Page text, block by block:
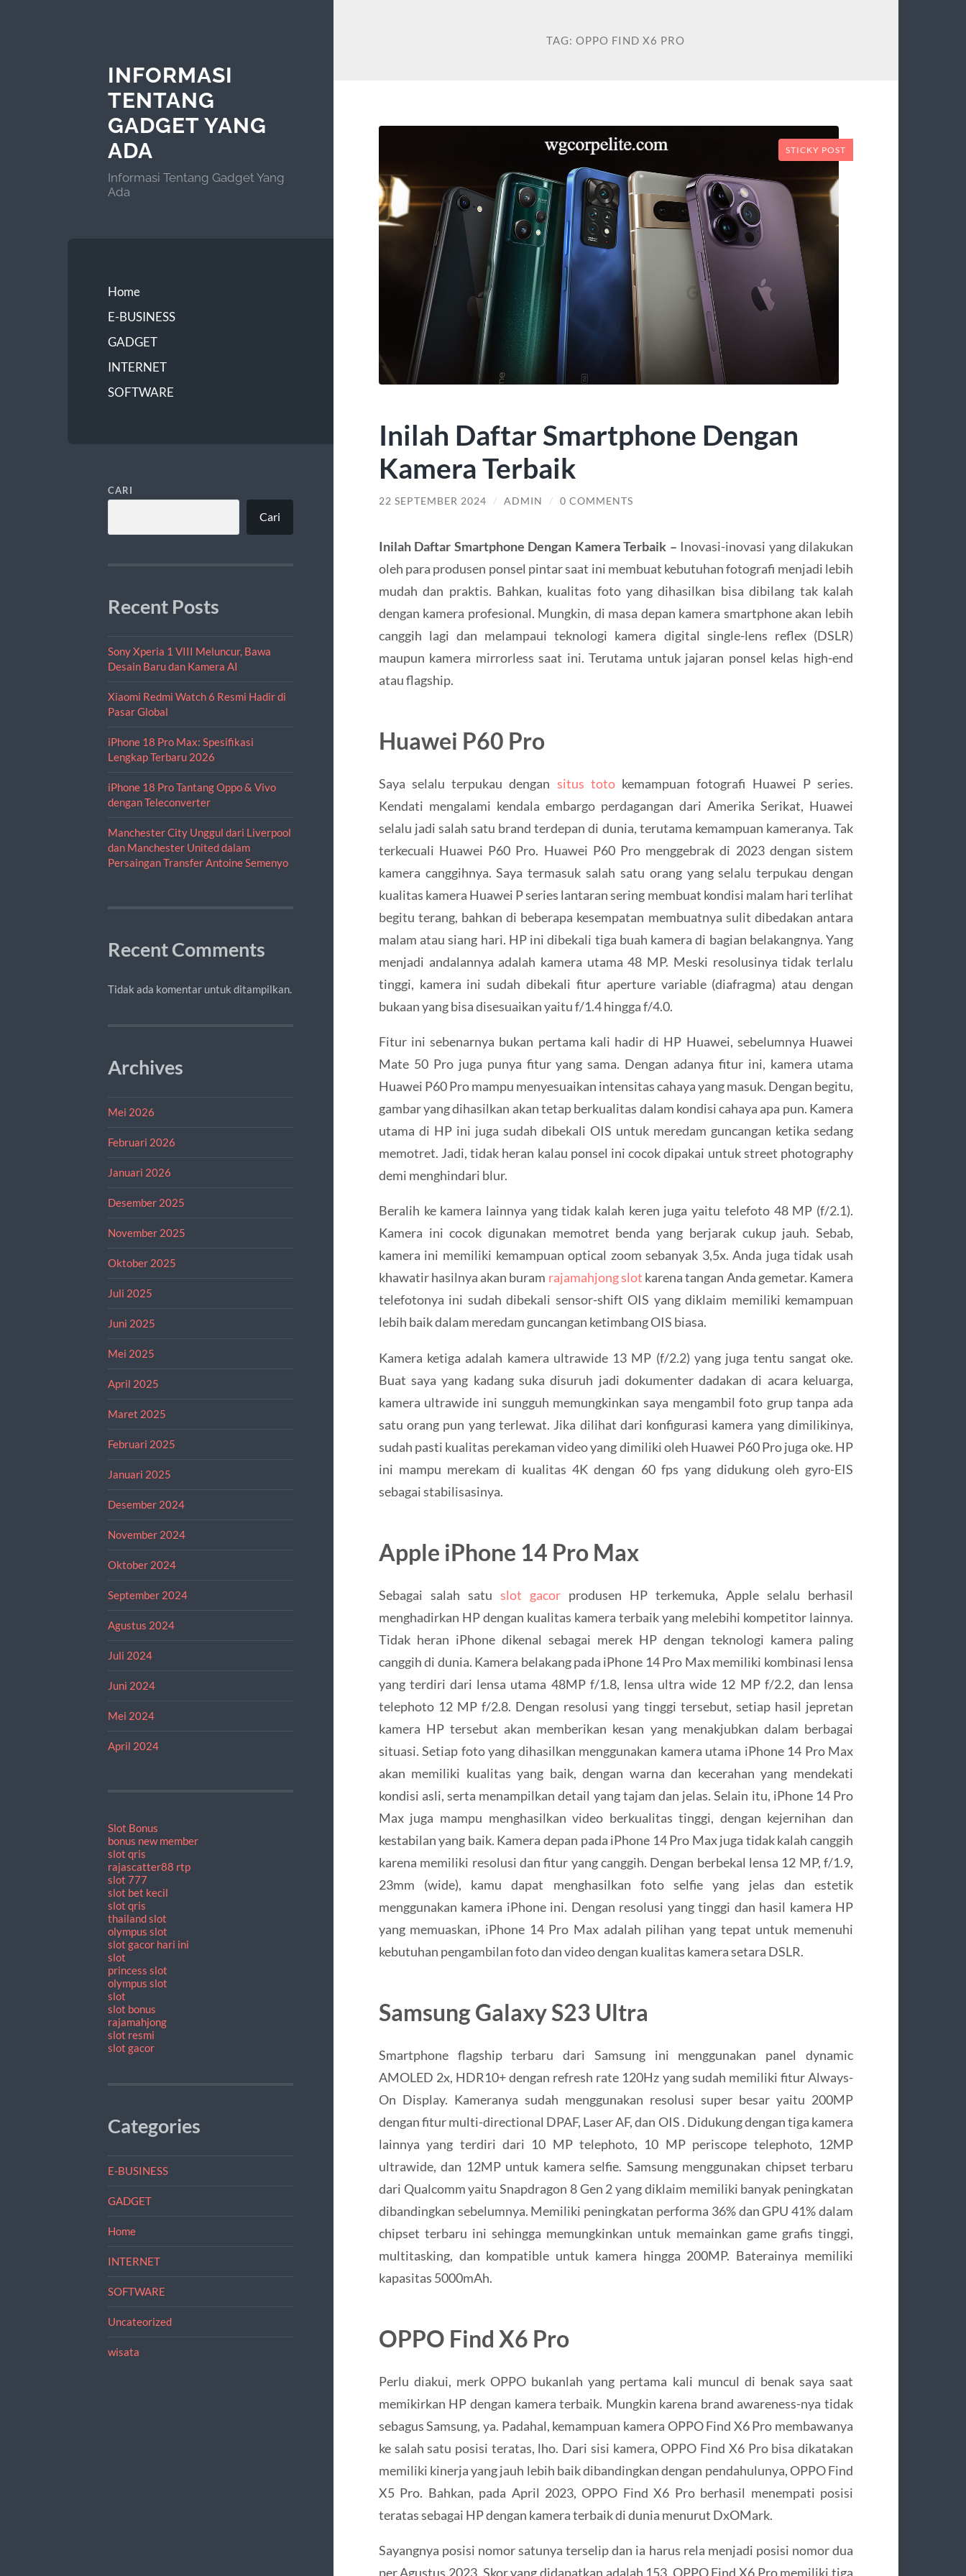
INFORMASI
TENTANG
GADGET YANG
ADA
Informasi Tentang Gadget Yang
Ada
Home
E-BUSINESS
GADGET
INTERNET
SOFTWARE
CARI
Cari
Recent Posts
Sony Xperia 1 VIII Meluncur, Bawa
Desain Baru dan Kamera AI
Xiaomi Redmi Watch 6 Resmi Hadir di
Pasar Global
iPhone 18 Pro Max: Spesifikasi
Lengkap Terbaru 2026
iPhone 18 Pro Tantang Oppo & Vivo
dengan Teleconverter
Manchester City Unggul dari Liverpool
dan Manchester United dalam
Persaingan Transfer Antoine Semenyo
Recent Comments
Tidak ada komentar untuk ditampilkan.
Archives
Mei 2026
Februari 2026
Januari 2026
Desember 2025
November 2025
Oktober 2025
Juli 2025
Juni 2025
Mei 2025
April 2025
Maret 2025
Februari 2025
Januari 2025
Desember 2024
November 2024
Oktober 2024
September 2024
Agustus 2024
Juli 2024
Juni 2024
Mei 2024
April 2024
Slot Bonus
bonus new member
slot qris
rajascatter88 rtp
slot 777
slot bet kecil
slot qris
thailand slot
olympus slot
slot gacor hari ini
slot
princess slot
olympus slot
slot
slot bonus
rajamahjong
slot resmi
slot gacor
Categories
E-BUSINESS
GADGET
Home
INTERNET
SOFTWARE
Uncateorized
wisata
TAG:OPPO FIND X6 PRO
STICKY POST
Inilah Daftar Smartphone Dengan
Kamera Terbaik
22 SEPTEMBER 2024 / ADMIN / 0 COMMENTS
Inilah Daftar Smartphone Dengan Kamera Terbaik – Inovasi-inovasi yang dilakukan
oleh para produsen ponsel pintar saat ini membuat kebutuhan fotografi menjadi lebih
mudah dan praktis. Bahkan, kualitas foto yang dihasilkan bisa dibilang tak kalah
dengan kamera profesional. Mungkin, di masa depan kamera smartphone akan lebih
canggih lagi dan melampaui teknologi kamera digital single-lens reflex (DSLR)
maupun kamera mirrorless saat ini. Terutama untuk jajaran ponsel kelas high-end
atau flagship.
Huawei P60 Pro
Saya selalu terpukau dengan situs totokemampuan fotografi Huawei P series.
Kendati mengalami kendala embargo perdagangan dari Amerika Serikat, Huawei
selalu jadi salah satu brand terdepan di dunia, terutama kemampuan kameranya. Tak
terkecuali Huawei P60 Pro. Huawei P60 Pro menggebrak di 2023 dengan sistem
kamera canggihnya. Saya termasuk salah satu orang yang selalu terpukau dengan
kualitas kamera Huawei P series lantaran sering membuat kondisi malam hari terlihat
begitu terang, bahkan di beberapa kesempatan membuatnya sulit dibedakan antara
malam atau siang hari. HP ini dibekali tiga buah kamera di bagian belakangnya. Yang
menjadi andalannya adalah kamera utama 48 MP. Meski resolusinya tidak terlalu
tinggi, kamera ini sudah dibekali fitur aperture variable (diafragma) atau dengan
bukaan yang bisa disesuaikan yaitu f/1.4 hingga f/4.0.
Fitur ini sebenarnya bukan pertama kali hadir di HP Huawei, sebelumnya Huawei
Mate 50 Pro juga punya fitur yang sama. Dengan adanya fitur ini, kamera utama
Huawei P60 Pro mampu menyesuaikan intensitas cahaya yang masuk. Dengan begitu,
gambar yang dihasilkan akan tetap berkualitas dalam kondisi cahaya apa pun. Kamera
utama di HP ini juga sudah dibekali OIS untuk meredam guncangan ketika sedang
memotret. Jadi, tidak heran kalau ponsel ini cocok dipakai untuk street photography
demi menghindari blur.
Beralih ke kamera lainnya yang tidak kalah keren juga yaitu telefoto 48 MP (f/2.1).
Kamera ini cocok digunakan memotret benda yang berjarak cukup jauh. Sebab,
kamera ini memiliki kemampuan optical zoom sebanyak 3,5x. Anda juga tidak usah
khawatir hasilnya akan buram rajamahjong slot karena tangan Anda gemetar. Kamera
telefotonya ini sudah dibekali sensor-shift OIS yang diklaim memiliki kemampuan
lebih baik dalam meredam guncangan ketimbang OIS biasa.
Kamera ketiga adalah kamera ultrawide 13 MP (f/2.2) yang juga tentu sangat oke.
Buat saya yang kadang suka disuruh jadi dokumenter dadakan di acara keluarga,
kamera ultrawide ini sungguh memungkinkan saya mengambil foto grup tanpa ada
satu orang pun yang terlewat. Jika dilihat dari konfigurasi kamera yang dimilikinya,
sudah pasti kualitas perekaman video yang dimiliki oleh Huawei P60 Pro juga oke. HP
ini mampu merekam di kualitas 4K dengan 60 fps yang didukung oleh gyro-EIS
sebagai stabilisasinya.
Apple iPhone 14 Pro Max
Sebagai salah satu slot gacorprodusen HP terkemuka, Apple selalu berhasil
menghadirkan HP dengan kualitas kamera terbaik yang melebihi kompetitor lainnya.
Tidak heran iPhone dikenal sebagai merek HP dengan teknologi kamera paling
canggih di dunia. Kamera belakang pada iPhone 14 Pro Max memiliki kombinasi lensa
yang terdiri dari lensa utama 48MP f/1.8, lensa ultra wide 12 MP f/2.2, dan lensa
telephoto 12 MP f/2.8. Dengan resolusi yang tinggi tersebut, setiap hasil jepretan
kamera HP tersebut akan memberikan kesan yang menakjubkan dalam berbagai
situasi. Setiap foto yang dihasilkan menggunakan kamera utama iPhone 14 Pro Max
akan memiliki kualitas yang baik, dengan warna dan kecerahan yang mendekati
kondisi asli, serta menampilkan detail yang tajam dan jelas. Selain itu, iPhone 14 Pro
Max juga mampu menghasilkan video berkualitas tinggi, dengan kejernihan dan
kestabilan yang baik. Kamera depan pada iPhone 14 Pro Max juga tidak kalah canggih
karena memiliki resolusi dan fitur yang canggih. Dengan berbekal lensa 12 MP, f/1.9,
23mm (wide), kamu dapat menghasilkan foto selfie yang jelas dan estetik
menggunakan kamera iPhone ini. Dengan resolusi yang tinggi dan hasil kamera HP
yang memuaskan, iPhone 14 Pro Max adalah pilihan yang tepat untuk memenuhi
kebutuhan pengambilan foto dan video dengan kualitas kamera setara DSLR.
Samsung Galaxy S23 Ultra
Smartphone flagship terbaru dari Samsung ini menggunakan panel dynamic
AMOLED 2x, HDR10+ dengan refresh rate 120Hz yang sudah memiliki fitur Always-
On Display. Kameranya sudah menggunakan resolusi super besar yaitu 200MP
dengan fitur multi-directional DPAF, Laser AF, dan OIS . Didukung dengan tiga kamera
lainnya yang terdiri dari 10 MP telephoto, 10 MP periscope telephoto, 12MP
ultrawide, dan 12MP untuk kamera selfie. Samsung menggunakan chipset terbaru
dari Qualcomm yaitu Snapdragon 8 Gen 2 yang diklaim memiliki banyak peningkatan
dibandingkan sebelumnya. Memiliki peningkatan performa 36% dan GPU 41% dalam
chipset terbaru ini sehingga memungkinkan untuk memainkan game grafis tinggi,
multitasking, dan kompatible untuk kamera hingga 200MP. Baterainya memiliki
kapasitas 5000mAh.
OPPO Find X6 Pro
Perlu diakui, merk OPPO bukanlah yang pertama kali muncul di benak saya saat
memikirkan HP dengan kamera terbaik. Mungkin karena brand awareness-nya tidak
sebagus Samsung, ya. Padahal, kemampuan kamera OPPO Find X6 Pro membawanya
ke salah satu posisi teratas, lho. Dari sisi kamera, OPPO Find X6 Pro bisa dikatakan
memiliki kinerja yang jauh lebih baik dibandingkan dengan pendahulunya, OPPO Find
X5 Pro. Bahkan, pada April 2023, OPPO Find X6 Pro berhasil menempati posisi
teratas sebagai HP dengan kamera terbaik di dunia menurut DxOMark.
Sayangnya posisi nomor satunya terselip dan ia harus rela menjadi posisi nomor dua
per Agustus 2023. Skor yang didapatkan adalah 153. OPPO Find X6 Pro memiliki tiga